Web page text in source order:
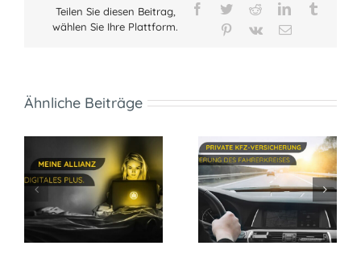
Teilen Sie diesen Beitrag,
wählen Sie Ihre Plattform.
Facebook
TwitterRedditLinkedIn
Pinterest
Vk
E-
Ähnliche Beiträge